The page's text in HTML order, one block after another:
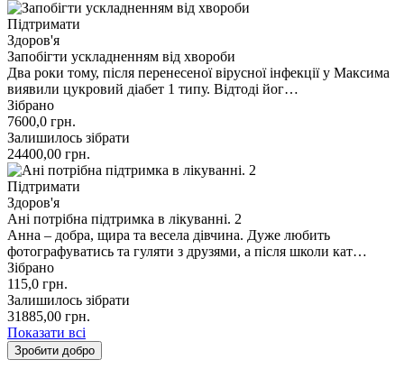
Підтримати
Здоров'я
Запобігти ускладненням від хвороби
Два роки тому, після перенесеної вірусної інфекції у Максима
виявили цукровий діабет 1 типу. Відтоді йог…
Зібрано
7600,0 грн.
Залишилось зібрати
24400,00 грн.
Підтримати
Здоров'я
Ані потрібна підтримка в лікуванні. 2
Анна – добра, щира та весела дівчина. Дуже любить
фотографуватись та гуляти з друзями, а після школи кат…
Зібрано
115,0 грн.
Залишилось зібрати
31885,00 грн.
Показати всі
Зробити добро